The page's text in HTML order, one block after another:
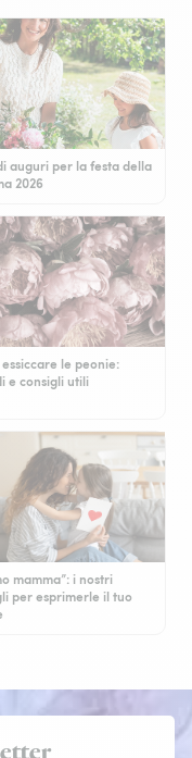
auguri per la festa della
2026
le peonie:
e consigli utili
mamma”: i nostri
per esprimerle il tuo